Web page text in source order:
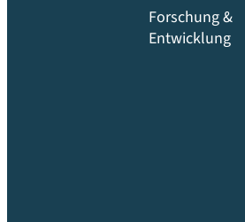
Forschung &
Entwicklung